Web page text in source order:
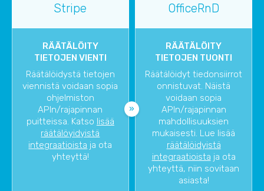
Stripe OfficeRnD
RÄÄTÄLÖITY
TIETOJEN VIENTI
Räätälöidystä tietojen
viennistä voidaan sopia
ohjelmiston
APIn/rajapinnan
puitteissa. Katso lisää
räätälöyidyistä
integraatioista ja ota
yhteyttä!
RÄÄTÄLÖITY
TIETOJEN TUONTI
Räätälöidyt tiedonsiirrot
onnistuvat. Näistä
voidaan sopia
APIn/rajapinnan
mahdollisuuksien
mukaisesti. Lue lisää
räätälöidyistä
integraatioista ja ota
yhteyttä, niin sovitaan
asiasta!